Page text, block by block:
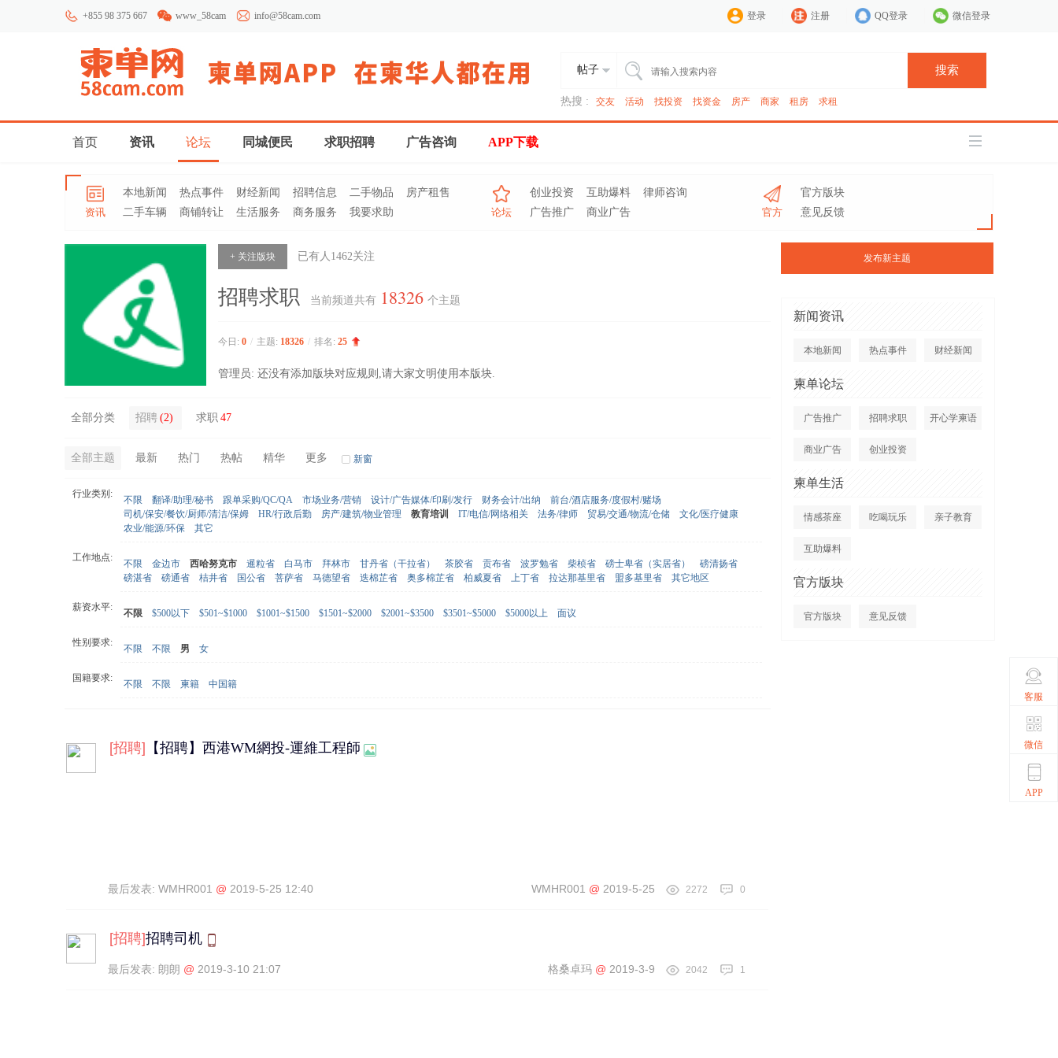
+855 98 375 667 www_58cam info@58cam.com 登录 注册 QQ登录 微信登录
帖子 搜索
热搜 : 交友 活动 找投资 找资金 房产 商家 租房 求租
首页 资讯 论坛 同城便民 求职招聘 广告咨询 APP下载
资讯
本地新闻 热点事件 财经新闻 招聘信息 二手物品
房产租售
二手车辆
商铺转让 生活服务 商务服务 我要求助 论坛
创业投资 互助爆料
律师咨询
广告推广
商业广告 官方
官方版块
意见反馈
发布新主题
新闻资讯
本地新闻 热点事件 财经新闻
柬单论坛
广告推广 招聘求职 开心学柬语
商业广告 创业投资
柬单生活
情感茶座 吃喝玩乐 亲子教育
互助爆料
官方版块
官方版块 意见反馈
+ 关注版块 已有人 1462关注
招聘求职 当前频道共有 18326 个主题
今日: 0 / 主题: 18326 / 排名: 25
管理员: 还没有添加版块对应规则,请大家文明使用本版块.
全部分类 招聘 (2) 求职 47
全部主题 最新 热门 热帖 精华 更多 新窗
行业类别:
不限 翻译/助理/秘书 跟单采购/QC/QA 市场业务/营销 设计/广告媒体/印刷/发行 财务会计/出纳
前台/酒店服务/度假村/赌场
司机/保安/餐饮/厨师/清洁/保姆
HR/行政后勤 房产/建筑/物业管理 教育培训 IT/电信/网络相关 法务/律师 贸易/交通/物流/仓储
文化/医疗健康
农业/能源/环保
其它
工作地点:
不限 金边市 西哈努克市 暹粒省 白马市 拜林市 甘丹省（干拉省） 茶胶省 贡布省 波罗勉省 柴桢省 磅士卑省（实居省）
磅清扬省
磅湛省
磅通省 桔井省 国公省 菩萨省 马德望省 迭棉芷省 奥多棉芷省 柏威夏省 上丁省 拉达那基里省 盟多基里省 其它地区
薪资水平:
不限 $500以下 $501~$1000 $1001~$1500 $1501~$2000 $2001~$3500 $3501~$5000 $5000以上 面议
性别要求:
不限 不限 男 女
国籍要求:
不限 不限 柬籍 中国籍
[招聘] 【招聘】西港WM網投-運維工程師
最后发表: WMHR001 @ 2019-5-25 12:40 WMHR001 @ 2019-5-25 2272 0
[招聘]招聘司机
最后发表: 朗朗 @ 2019-3-10 21:07 格桑卓玛 @ 2019-3-9 2042 1
客服
微信
APP